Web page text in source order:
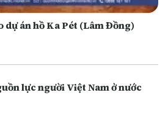
dự án hồ Ka Pét (Lâm Đồng)
lực người Việt Nam ở nước